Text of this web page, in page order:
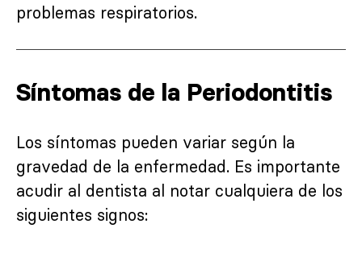
problemas respiratorios.
Síntomas de la Periodontitis
Los síntomas pueden variar según la
gravedad de la enfermedad. Es importante
acudir al dentista al notar cualquiera de los
siguientes signos: